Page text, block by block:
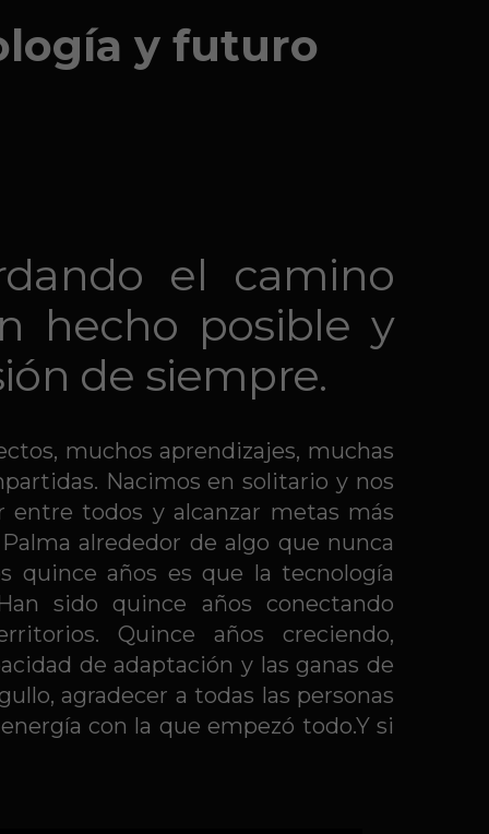
y futuro
el camino
hecho posible y
de siempre.
muchos aprendizajes, muchas
Nacimos en solitario y nos
entre todos y alcanzar metas más
alrededor de algo que nunca
quince años es que la tecnología
sido quince años conectando
Quince años creciendo,
de adaptación y las ganas de
agradecer a todas las personas
con la que empezó todo.Y si